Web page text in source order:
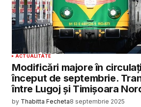
ACTUALITATE
Modificări majore în
început de septembrie.
între Lugoj și Timișoara
by Thabitta Fecheta8 septembrie 2025